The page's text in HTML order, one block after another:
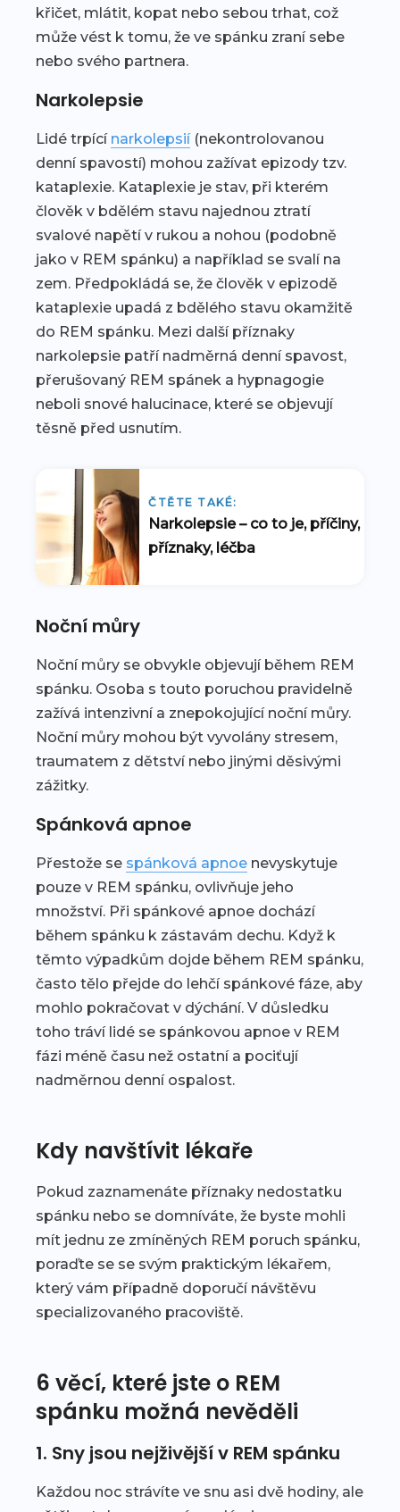
křičet, mlátit, kopat nebo sebou trhat, což
může vést k tomu, že ve spánku zraní sebe
nebo svého partnera.
Narkolepsie
Lidé trpící narkolepsií(nekontrolovanou
denní spavostí) mohou zažívat epizody tzv.
kataplexie. Kataplexie je stav, při kterém
člověk v bdělém stavu najednou ztratí
svalové napětí v rukou a nohou (podobně
jako v REM spánku) a například se svalí na
zem. Předpokládá se, že člověk v epizodě
kataplexie upadá z bdělého stavu okamžitě
do REM spánku. Mezi další příznaky
narkolepsie patří nadměrná denní spavost,
přerušovaný REM spánek a hypnagogie
neboli snové halucinace, které se objevují
těsně před usnutím.
ČTĚTE TAKÉ:
Narkolepsie – co to je, příčiny,
příznaky, léčba
Noční můry
Noční můry se obvykle objevují během REM
spánku. Osoba s touto poruchou pravidelně
zažívá intenzivní a znepokojující noční můry.
Noční můry mohou být vyvolány stresem,
traumatem z dětství nebo jinými děsivými
zážitky.
Spánková apnoe
Přestože se spánková apnoe nevyskytuje
pouze v REM spánku, ovlivňuje jeho
množství. Při spánkové apnoe dochází
během spánku k zástavám dechu. Když k
těmto výpadkům dojde během REM spánku,
často tělo přejde do lehčí spánkové fáze, aby
mohlo pokračovat v dýchání. V důsledku
toho tráví lidé se spánkovou apnoe v REM
fázi méně času než ostatní a pociťují
nadměrnou denní ospalost.
Kdy navštívit lékaře
Pokud zaznamenáte příznaky nedostatku
spánku nebo se domníváte, že byste mohli
mít jednu ze zmíněných REM poruch spánku,
poraďte se se svým praktickým lékařem,
který vám případně doporučí návštěvu
specializovaného pracoviště.
6 věcí, které jste o REM
spánku možná nevěděli
1. Sny jsou nejživější v REM spánku
Každou noc strávíte ve snu asi dvě hodiny, ale